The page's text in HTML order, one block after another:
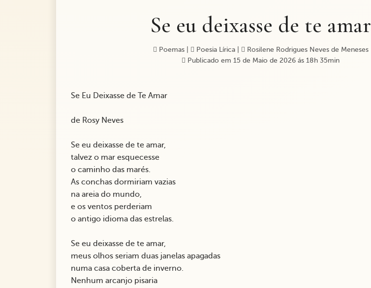
Se eu deixasse de te amar
Poemas| Poesia Lírica
Rosilene Rodrigues Neves de Meneses
Publicado em 15 de Maio de 2026 ás 18h 35min
Se Eu Deixasse de Te Amar
de Rosy Neves
Se eu deixasse de te amar,
talvez o mar esquecesse
o caminho das marés.
As conchas dormiriam vazias
na areia do mundo,
e os ventos perderiam
o antigo idioma das estrelas.
Se eu deixasse de te amar,
meus olhos seriam duas janelas apagadas
numa casa coberta de inverno.
Nenhum arcanjo pisaria